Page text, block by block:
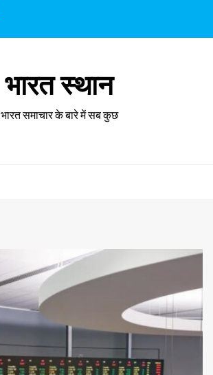
भारत स्थान
भारत समाचार के बारे में सब कुछ